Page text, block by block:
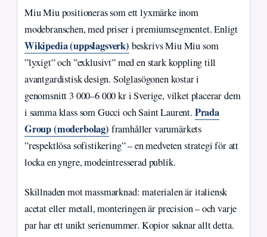
Miu Miu positioneras som ett lyxmärke inom
modebranschen, med priser i premiumsegmentet. Enligt
Wikipedia (uppslagsverk) beskrivs Miu Miu som
”lyxigt” och ”exklusivt” med en stark koppling till
avantgardistisk design. Solglasögonen kostar i
genomsnitt 3 000–6 000 kr i Sverige, vilket placerar dem
i samma klass som Gucci och Saint Laurent. Prada
Group (moderbolag) framhåller varumärkets
”respektlösa sofistikering” – en medveten strategi för att
locka en yngre, modeintresserad publik.
Skillnaden mot massmarknad: materialen är italiensk
acetat eller metall, monteringen är precision – och varje
par har ett unikt serienummer. Kopior saknar allt detta.